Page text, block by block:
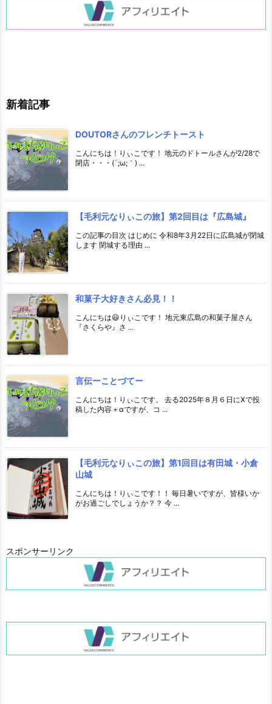
新着記事
DOUTORさんのフレンチトースト
こんにちは！りぃこです！ 地元のドトールさんが2/28で
閉店・・・(´;ω;｀) ...
【毛利元なりぃこの旅】第2回目は『広島城』
この記事の目次 はじめに 令和8年3月22日に広島城が閉城
します 閉城する理由 ...
和菓子大好きさん必見！！
こんにちは😃りぃこです！ 地元東広島の和菓子屋さん
『さくらや』さ ...
言伝ーことづてー
こんにちは！りぃこです。 去る2025年８月６日にXで投
稿した内容＋αですが、コ ...
【毛利元なりぃこの旅】第1回目は有田城・小倉
山城
こんにちは！りぃこです！！ 毎日暑いですが、皆様いか
がお過ごしでしょうか？？ 今 ...
スポンサーリンク